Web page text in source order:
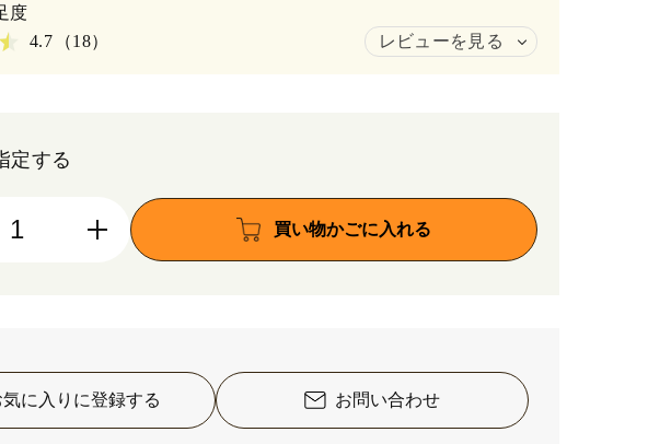
4.7 （18） レビューを見る
定する
買い物かごに入れる
気に入りに登録する お問い合わせ